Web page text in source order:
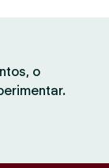
o